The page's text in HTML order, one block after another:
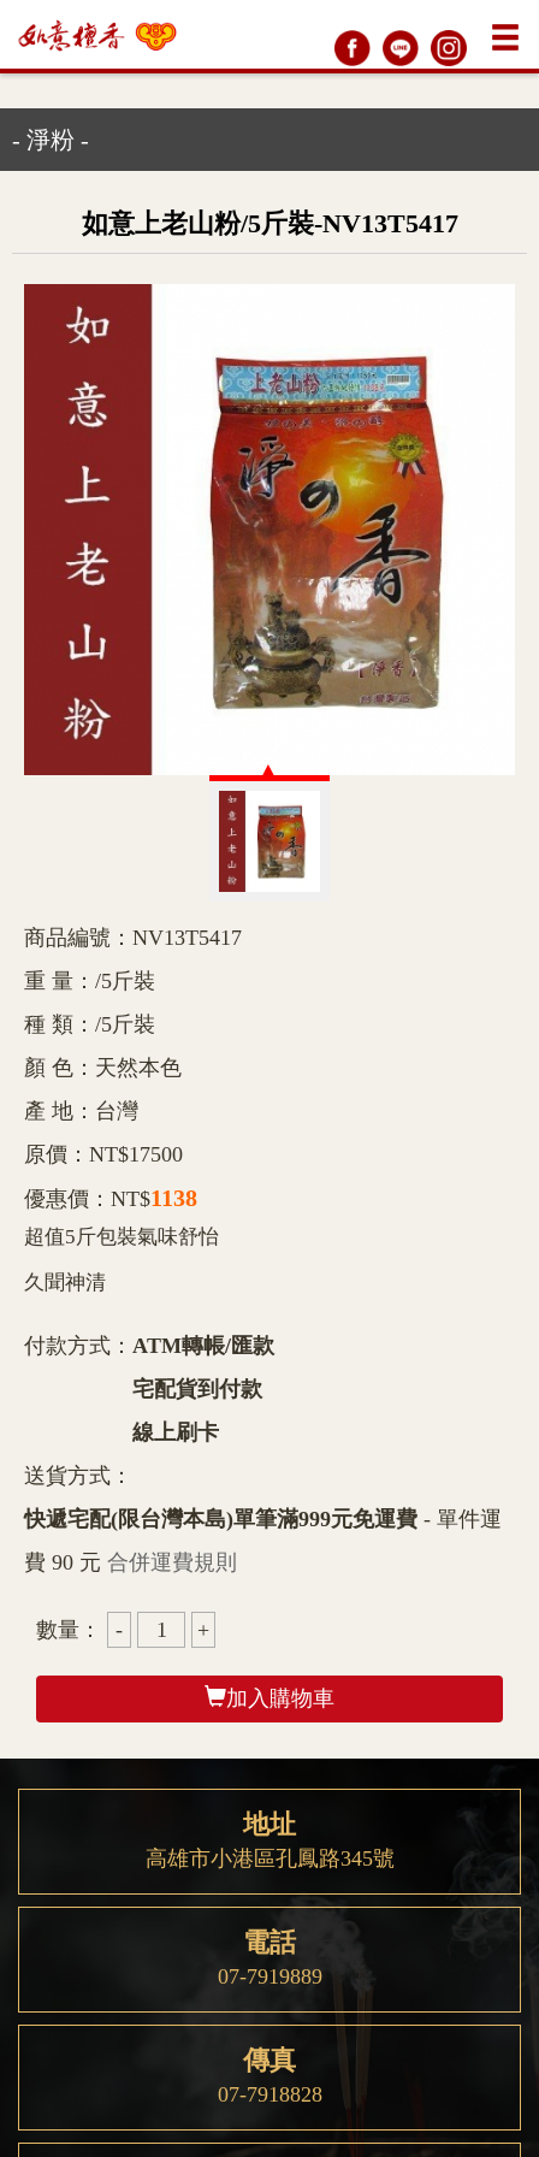
- 淨粉 -
如意上老山粉/5斤裝-NV13T5417
商品編號：NV13T5417
重 量：/5斤裝
種 類：/5斤裝
顏 色：天然本色
產 地：台灣
原價：NT$17500
優惠價：NT$1138
超值5斤包裝氣味舒怡
久聞神清
付款方式： ATM轉帳/匯款
宅配貨到付款
線上刷卡
送貨方式：
快遞宅配(限台灣本島)單筆滿999元免運費 - 單件運
費 90 元 合併運費規則
數量：
加入購物車
地址
高雄市小港區孔鳳路345號
電話
07-7919889
傳真
07-7918828